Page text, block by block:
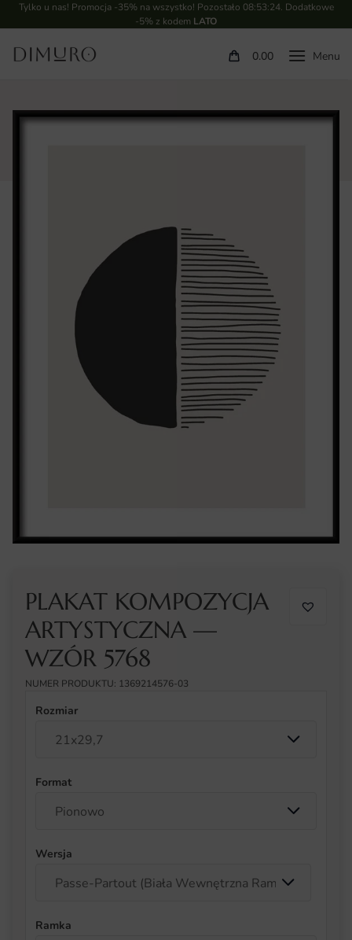
Tylko u nas! Promocja -35% na wszystko! Pozostało 08:53:23. Dodatkowe
-5% z kodem LATO
0.00
PLAKAT KOMPOZYCJA
ARTYSTYCZNA —
WZÓR 5768
NUMER PRODUKTU: 1369214576-03
Rozmiar
Format
Wersja
Ramka